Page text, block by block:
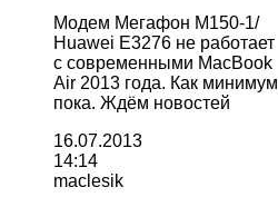
Модем Мегафон М150-1/
Huawei E3276 не работает
с современными MacBook
Air 2013 года. Как минимум
пока. Ждём новостей
16.07.2013
14:14
maclesik